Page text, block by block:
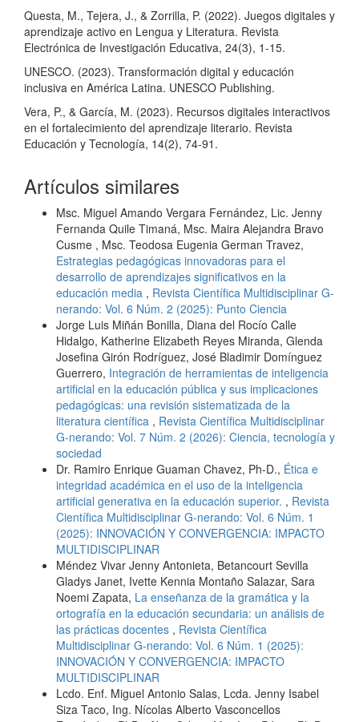
Questa, M., Tejera, J., & Zorrilla, P. (2022). Juegos digitales y
aprendizaje activo en Lengua y Literatura. Revista
Electrónica de Investigación Educativa, 24(3), 1-15.
UNESCO. (2023). Transformación digital y educación
inclusiva en América Latina. UNESCO Publishing.
Vera, P., & García, M. (2023). Recursos digitales interactivos
en el fortalecimiento del aprendizaje literario. Revista
Educación y Tecnología, 14(2), 74-91.
Artículos similares
Msc. Miguel Amando Vergara Fernández, Lic. Jenny
Fernanda Quile Timaná, Msc. Maira Alejandra Bravo
Cusme , Msc. Teodosa Eugenia German Travez,
Estrategias pedagógicas innovadoras para el
desarrollo de aprendizajes significativos en la
educación media , Revista Científica Multidisciplinar G-
nerando: Vol. 6 Núm. 2 (2025): Punto Ciencia
Jorge Luis Miñán Bonilla, Diana del Rocío Calle
Hidalgo, Katherine Elizabeth Reyes Miranda, Glenda
Josefina Girón Rodríguez, José Bladimir Domínguez
Guerrero, Integración de herramientas de inteligencia
artificial en la educación pública y sus implicaciones
pedagógicas: una revisión sistematizada de la
literatura científica , Revista Científica Multidisciplinar
G-nerando: Vol. 7 Núm. 2 (2026): Ciencia, tecnología y
sociedad
Dr. Ramiro Enrique Guaman Chavez, Ph-D., Ética e
integridad académica en el uso de la inteligencia
artificial generativa en la educación superior. , Revista
Científica Multidisciplinar G-nerando: Vol. 6 Núm. 1
(2025): INNOVACIÓN Y CONVERGENCIA: IMPACTO
MULTIDISCIPLINAR
Méndez Vivar Jenny Antonieta, Betancourt Sevilla
Gladys Janet, Ivette Kennia Montaño Salazar, Sara
Noemi Zapata, La enseñanza de la gramática y la
ortografía en la educación secundaria: un análisis de
las prácticas docentes , Revista Científica
Multidisciplinar G-nerando: Vol. 6 Núm. 1 (2025):
INNOVACIÓN Y CONVERGENCIA: IMPACTO
MULTIDISCIPLINAR
Lcdo. Enf. Miguel Antonio Salas, Lcda. Jenny Isabel
Siza Taco, Ing. Nícolas Alberto Vasconcellos